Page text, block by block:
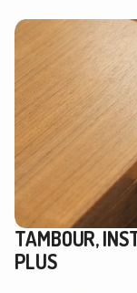
TAMBOUR,
PLUS